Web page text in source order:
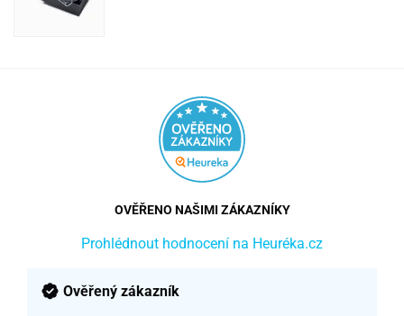
OVĚŘENO NAŠIMI ZÁKAZNÍKY
Prohlédnout hodnocení na Heuréka.cz
Ověřený zákazník